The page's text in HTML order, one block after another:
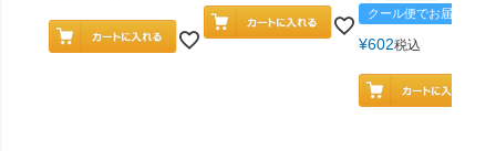
クール便でお届け
¥602税込